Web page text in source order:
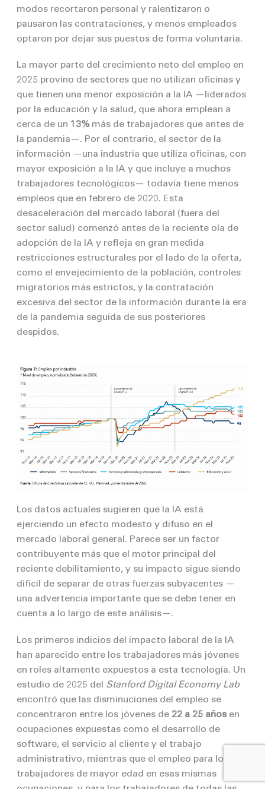
modos recortaron personal y ralentizaron o
pausaron las contrataciones, y menos empleados
optaron por dejar sus puestos de forma voluntaria.
La mayor parte del crecimiento neto del empleo en
2025 provino de sectores que no utilizan oficinas y
que tienen una menor exposición a la IA —liderados
por la educación y la salud, que ahora emplean a
cerca de un 13%más de trabajadores que antes de
la pandemia—. Por el contrario, el sector de la
información —una industria que utiliza oficinas, con
mayor exposición a la IA y que incluye a muchos
trabajadores tecnológicos— todavía tiene menos
empleos que en febrero de 2020. Esta
desaceleración del mercado laboral (fuera del
sector salud) comenzó antes de la reciente ola de
adopción de la IA y refleja en gran medida
restricciones estructurales por el lado de la oferta,
como el envejecimiento de la población, controles
migratorios más estrictos, y la contratación
excesiva del sector de la información durante la era
de la pandemia seguida de sus posteriores
despidos.
Los datos actuales sugieren que la IA está
ejerciendo un efecto modesto y difuso en el
mercado laboral general. Parece ser un factor
contribuyente más que el motor principal del
reciente debilitamiento, y su impacto sigue siendo
difícil de separar de otras fuerzas subyacentes —
una advertencia importante que se debe tener en
cuenta a lo largo de este análisis—.
Los primeros indicios del impacto laboral de la IA
han aparecido entre los trabajadores más jóvenes
en roles altamente expuestos a esta tecnología. Un
estudio de 2025 del Stanford Digital Economy Lab
encontró que las disminuciones del empleo se
concentraron entre los jóvenes de 22 a 25 añosen
ocupaciones expuestas como el desarrollo de
software, el servicio al cliente y el trabajo
administrativo, mientras que el empleo para los
trabajadores de mayor edad en esas mismas